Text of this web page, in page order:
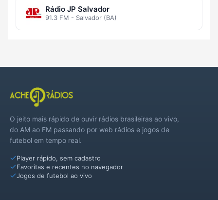
Rádio JP Salvador
91.3 FM - Salvador (BA)
O jeito mais rápido de ouvir rádios brasileiras ao vivo,
do AM ao FM passando por web rádios e jogos de
futebol em tempo real.
Player rápido, sem cadastro
Favoritas e recentes no navegador
Jogos de futebol ao vivo